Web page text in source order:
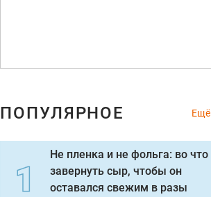
ПОПУЛЯРНОЕ Ещё
Не пленка и не фольга: во что
завернуть сыр, чтобы он
оставался свежим в разы